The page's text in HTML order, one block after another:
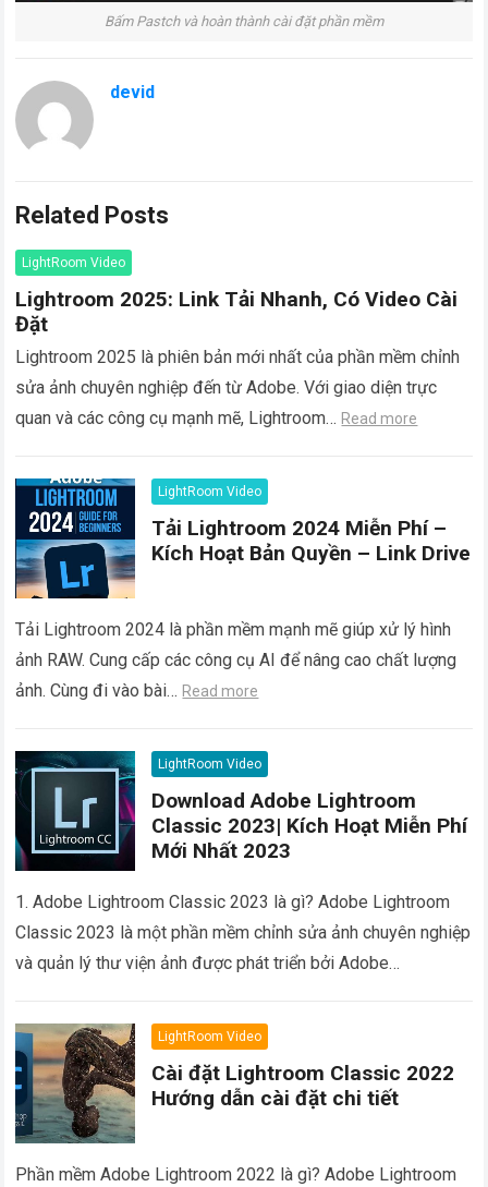
Bấm Pastch và hoàn thành cài đặt phần mềm
devid
Related Posts
LightRoom Video
Lightroom 2025: Link Tải Nhanh, Có Video Cài
Đặt
Lightroom 2025 là phiên bản mới nhất của phần mềm chỉnh
sửa ảnh chuyên nghiệp đến từ Adobe. Với giao diện trực
quan và các công cụ mạnh mẽ, Lightroom… Read more
LightRoom Video
Tải Lightroom 2024 Miễn Phí –
Kích Hoạt Bản Quyền – Link Drive
Tải Lightroom 2024 là phần mềm mạnh mẽ giúp xử lý hình
ảnh RAW. Cung cấp các công cụ AI để nâng cao chất lượng
ảnh. Cùng đi vào bài… Read more
LightRoom Video
Download Adobe Lightroom
Classic 2023| Kích Hoạt Miễn Phí
Mới Nhất 2023
1. Adobe Lightroom Classic 2023 là gì? Adobe Lightroom
Classic 2023 là một phần mềm chỉnh sửa ảnh chuyên nghiệp
và quản lý thư viện ảnh được phát triển bởi Adobe
LightRoom Video
Cài đặt Lightroom Classic 2022
Hướng dẫn cài đặt chi tiết
Phần mềm Adobe Lightroom 2022 là gì? Adobe Lightroom